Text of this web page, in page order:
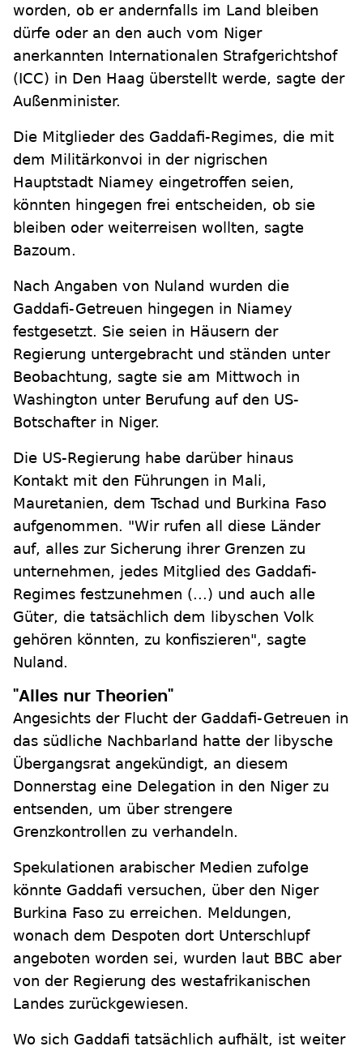
worden, ob er andernfalls im Land bleiben
dürfe oder an den auch vom Niger
anerkannten Internationalen Strafgerichtshof
(ICC) in Den Haag überstellt werde, sagte der
Außenminister.
Die Mitglieder des Gaddafi-Regimes, die mit
dem Militärkonvoi in der nigrischen
Hauptstadt Niamey eingetroffen seien,
könnten hingegen frei entscheiden, ob sie
bleiben oder weiterreisen wollten, sagte
Bazoum.
Nach Angaben von Nuland wurden die
Gaddafi-Getreuen hingegen in Niamey
festgesetzt. Sie seien in Häusern der
Regierung untergebracht und ständen unter
Beobachtung, sagte sie am Mittwoch in
Washington unter Berufung auf den US-
Botschafter in Niger.
Die US-Regierung habe darüber hinaus
Kontakt mit den Führungen in Mali,
Mauretanien, dem Tschad und Burkina Faso
aufgenommen. "Wir rufen all diese Länder
auf, alles zur Sicherung ihrer Grenzen zu
unternehmen, jedes Mitglied des Gaddafi-
Regimes festzunehmen (...) und auch alle
Güter, die tatsächlich dem libyschen Volk
gehören könnten, zu konfiszieren", sagte
Nuland.
"Alles nur Theorien"
Angesichts der Flucht der Gaddafi-Getreuen in
das südliche Nachbarland hatte der libysche
Übergangsrat angekündigt, an diesem
Donnerstag eine Delegation in den Niger zu
entsenden, um über strengere
Grenzkontrollen zu verhandeln.
Spekulationen arabischer Medien zufolge
könnte Gaddafi versuchen, über den Niger
Burkina Faso zu erreichen. Meldungen,
wonach dem Despoten dort Unterschlupf
angeboten worden sei, wurden laut BBC aber
von der Regierung des westafrikanischen
Landes zurückgewiesen.
Wo sich Gaddafi tatsächlich aufhält, ist weiter